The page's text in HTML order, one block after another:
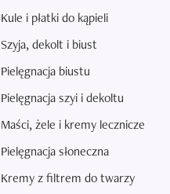
Kule i płatki do kąpieli
Szyja, dekolt i biust
Pielęgnacja biustu
Pielęgnacja szyi i dekoltu
Maści, żele i kremy lecznicze
Pielęgnacja słoneczna
Kremy z filtrem do twarzy